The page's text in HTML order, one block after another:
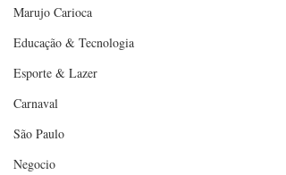
Marujo Carioca
Educação & Tecnologia
Esporte & Lazer
Carnaval
São Paulo
Negocio